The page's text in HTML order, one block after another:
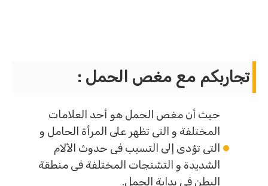
تجاربكم مع مغص الحمل :
حيث أن مغص الحمل هو أحد العلامات
المختلفة و التى تظهر على المرأة الحامل و
التى تؤدى إلى التسبب فى حدوث الألام
الشديدة و التشنجات المختلفة فى منطقة
البطن فى بداية الحمل.